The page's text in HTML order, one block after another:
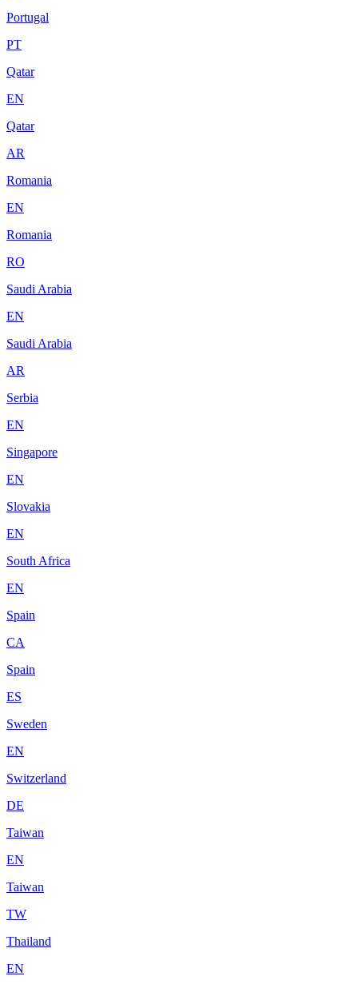
Portugal
PT
Qatar
EN
Qatar
AR
Romania
EN
Romania
RO
Saudi Arabia
EN
Saudi Arabia
AR
Serbia
EN
Singapore
EN
Slovakia
EN
South Africa
EN
Spain
CA
Spain
ES
Sweden
EN
Switzerland
DE
Taiwan
EN
Taiwan
TW
Thailand
EN